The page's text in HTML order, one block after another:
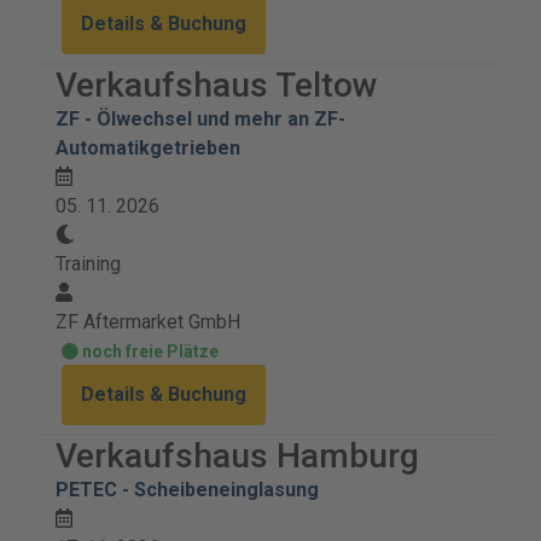
Details & Buchung
Verkaufshaus Teltow
ZF - Ölwechsel und mehr an ZF-
Automatikgetrieben
05. 11. 2026
Training
ZF Aftermarket GmbH
noch freie Plätze
Details & Buchung
Verkaufshaus Hamburg
PETEC - Scheibeneinglasung